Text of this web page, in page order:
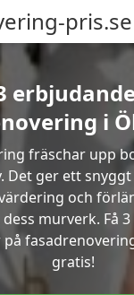
pris.se
i
fräschar upp
Det ger ett
och
murverk. Få
gratis!